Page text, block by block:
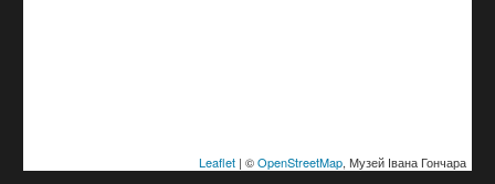
Leaflet| ©OpenStreetMap, Музей Івана Гончара